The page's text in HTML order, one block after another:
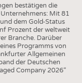
bestätigen die
Mit 81
dem Gold-Status
Prozent der weltweit
Branche. Darüber
Programms von
Allgemeinen
der Deutschen
Company 2026“